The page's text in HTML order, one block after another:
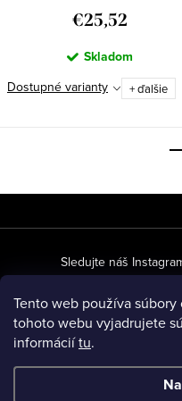
Tento web používa
tohoto webu vyjadrujete
informáciítu.
€25,52
Skladom
Dostupné varianty
+ ďalšie
á
Sledujte náš
Ochrana osobných
O našich materiáloch